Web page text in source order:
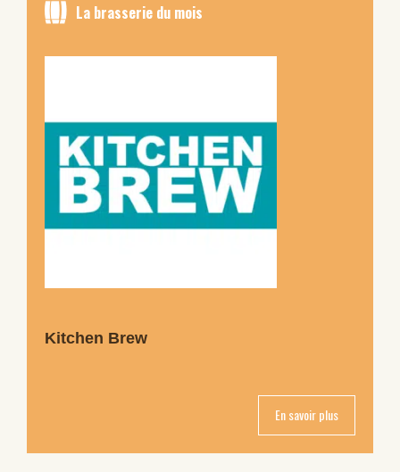
La brasserie du mois
Kitchen Brew
En savoir plus